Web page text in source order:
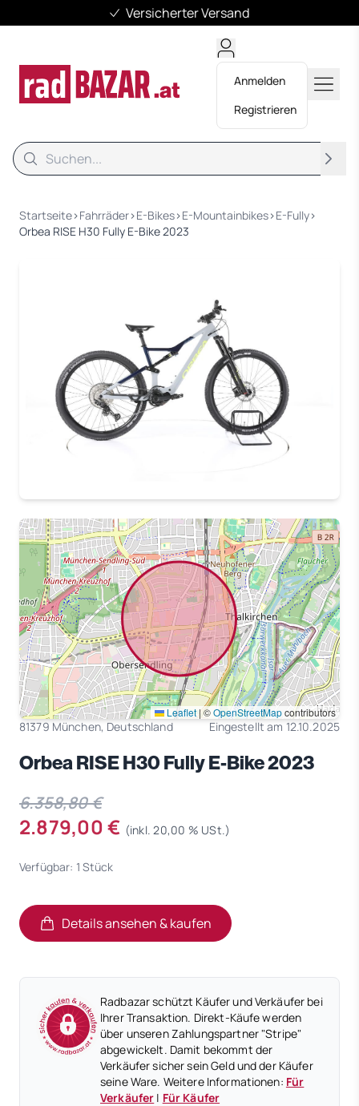
Versicherter Versand
Anmelden
Registrieren
Suche
Startseite›Fahrräder›E-Bikes›E-Mountainbikes›E-Fully›
Orbea RISE H30 Fully E-Bike 2023
Leaflet|©OpenStreetMapcontributors
81379 München, Deutschland Eingestellt am 12.10.2025
Orbea RISE H30 Fully E-Bike 2023
6.358,80 €
2.879,00 € (inkl. 20,00 % USt.)
Verfügbar: 1 Stück
Details ansehen & kaufen
(öffnet in neuem Tab)
(öffnet in neuem Tab)
Radbazar schützt Käufer und Verkäufer bei
Ihrer Transaktion. Direkt-Käufe werden
über unseren Zahlungspartner "Stripe"
abgewickelt. Damit bekommt der
Verkäufer sicher sein Geld und der Käufer
seine Ware. Weitere Informationen: Für
Verkäufer | Für Käufer